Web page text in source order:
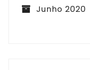
Junho 2020